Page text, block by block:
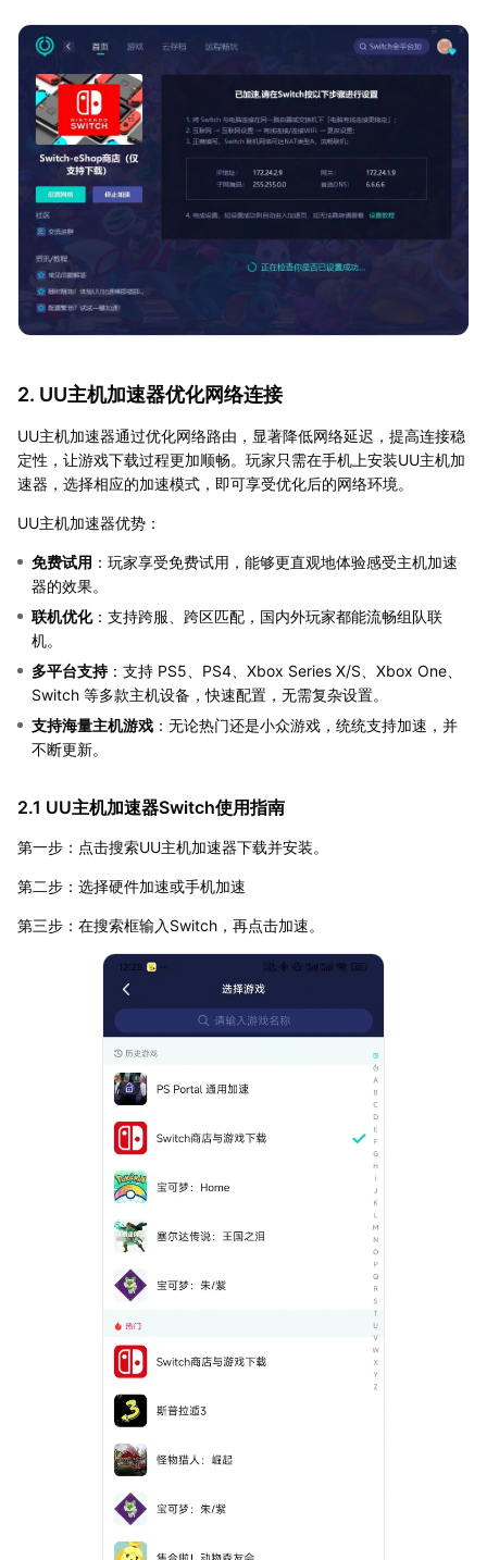
2. UU主机加速器优化网络连接
UU主机加速器通过优化网络路由，显著降低网络延迟，提高连接稳
定性，让游戏下载过程更加顺畅。玩家只需在手机上安装UU主机加
速器，选择相应的加速模式，即可享受优化后的网络环境。
UU主机加速器优势：
免费试用 ：玩家享受免费试用，能够更直观地体验感受主机加速
器的效果。
联机优化：支持跨服、跨区匹配，国内外玩家都能流畅组队联
机。
多平台支持：支持 PS5、PS4、Xbox Series X/S、Xbox One、
Switch 等多款主机设备，快速配置，无需复杂设置。
支持海量主机游戏 ：无论热门还是小众游戏，统统支持加速，并
不断更新。
2.1 UU主机加速器Switch使用指南
第一步：点击搜索UU主机加速器下载并安装。
第二步：选择硬件加速或手机加速
第三步：在搜索框输入Switch，再点击加速。